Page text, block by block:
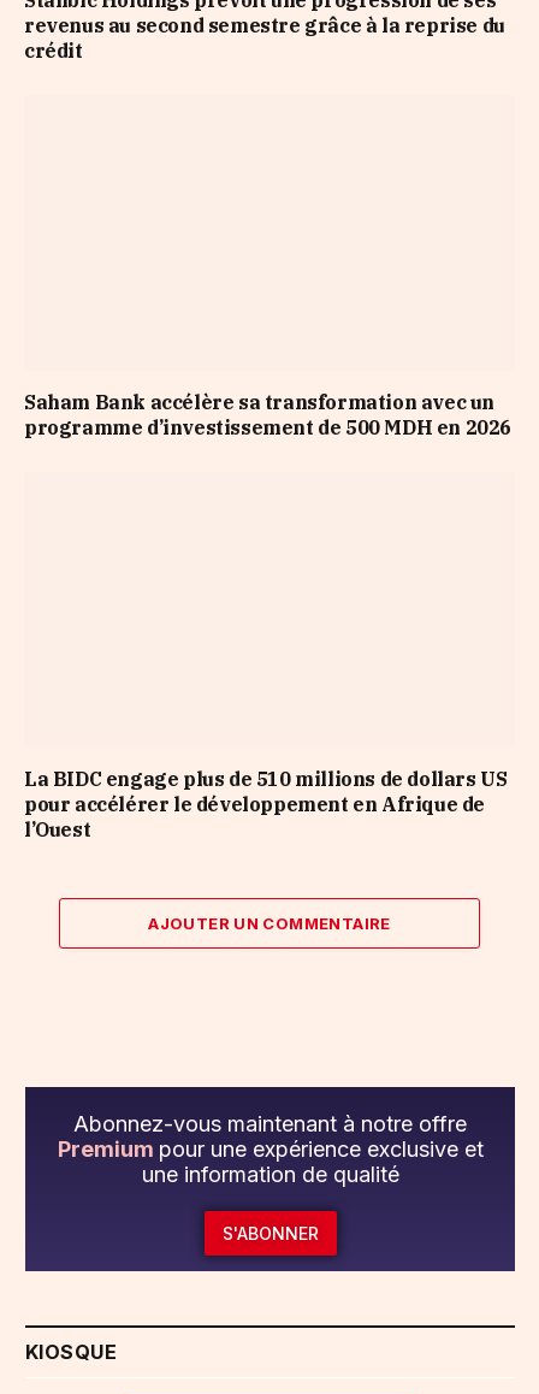
revenus au second semestre grâce à la reprise du
crédit
Saham Bank accélère sa transformation avec un
programme d’investissement de 500 MDH en 2026
La BIDC engage plus de 510 millions de dollars US
pour accélérer le développement en Afrique de
l’Ouest
AJOUTER UN COMMENTAIRE
Abonnez-vous maintenant à notre offre
Premium pour une expérience exclusive et
une information de qualité
S'ABONNER
KIOSQUE